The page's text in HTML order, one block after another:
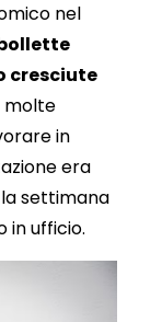
nel
cresciute
molte
in
era
settimana
in ufficio.